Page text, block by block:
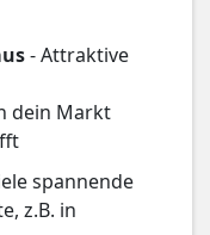
- Attraktive
dein Markt
spannende
z.B. in